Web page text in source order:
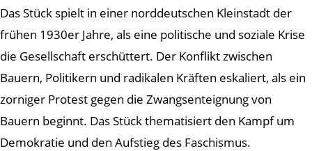
Das Stück spielt in einer norddeutschen Kleinstadt der
frühen 1930er Jahre, als eine politische und soziale Krise
die Gesellschaft erschüttert. Der Konflikt zwischen
Bauern, Politikern und radikalen Kräften eskaliert, als ein
zorniger Protest gegen die Zwangsenteignung von
Bauern beginnt. Das Stück thematisiert den Kampf um
Demokratie und den Aufstieg des Faschismus.